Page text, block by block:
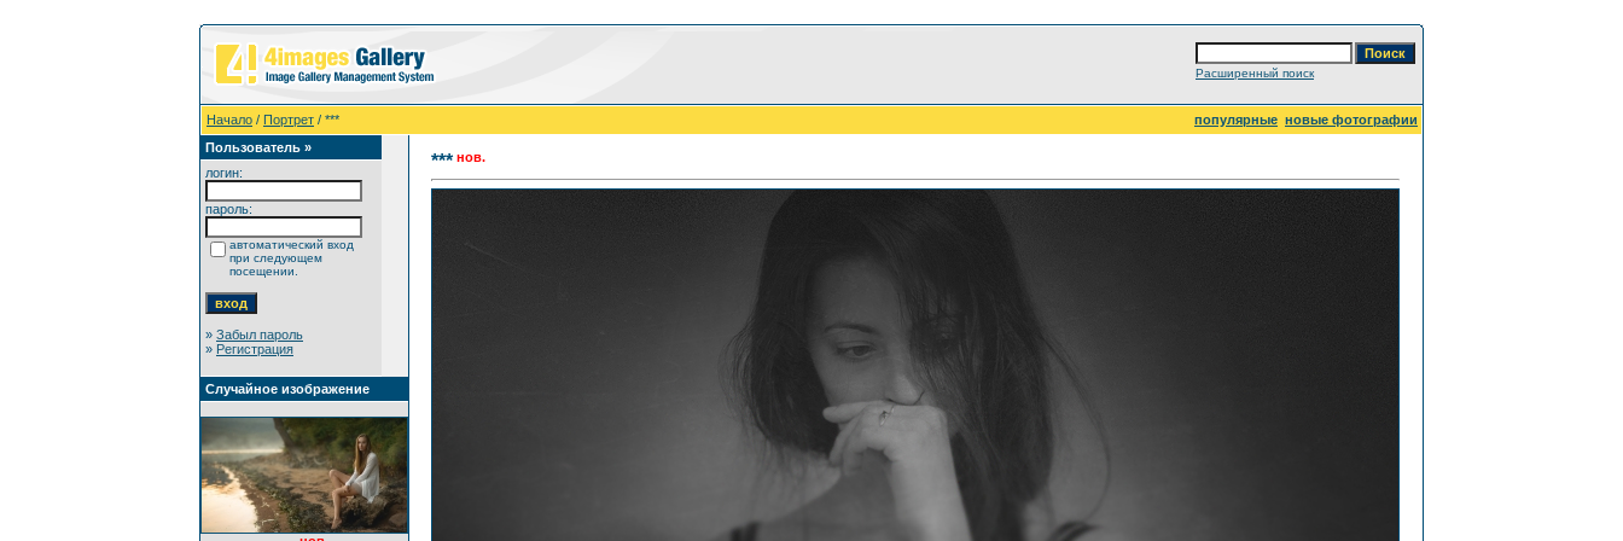
Расширенный поиск
Начало / Портрет / *** популярные новые фотографии
Пользователь »
логин:
пароль:
автоматический вход
при следующем
посещении.
» Забыл пароль
» Регистрация
Случайное изображение
*** нов.